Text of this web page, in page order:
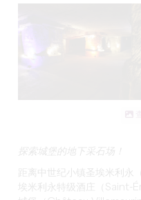
探索城堡的地下采石场！
距离中世纪小镇圣埃米利
埃米利永特级酒庄（Saint-